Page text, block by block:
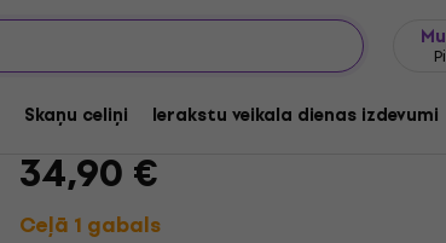
Skaņu celiņi Ierakstu veikala dienas izdevumi
Leather Hearse - Burn In Heaven |
Zīmols: Leather HearseProdukta kods:1258057
34,90 €
Ceļā 1 gabals